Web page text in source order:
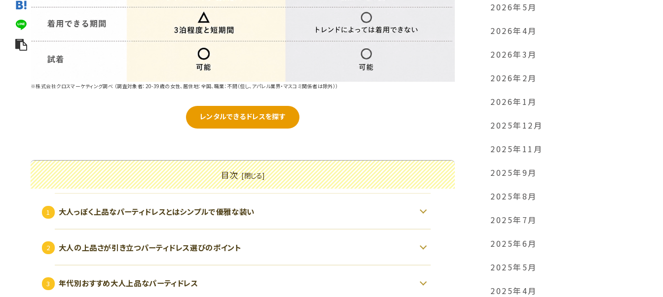
※株式会社クロスマーケティング調べ （調査対象者：20-39歳の女性、居住地：全国、職業：不問（但し、アパレル業界・マスコミ関係者は除外））
レンタルできるドレスを探す
目次
大人っぽく上品なパーティドレスとはシンプルで優雅な装い
大人の上品さが引き立つパーティドレス選びのポイント
年代別おすすめ大人上品なパーティドレス
2026年5月
2026年4月
2026年3月
2026年2月
2026年1月
2025年12月
2025年11月
2025年9月
2025年8月
2025年7月
2025年6月
2025年5月
2025年4月